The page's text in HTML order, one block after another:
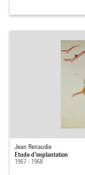
Jean Renaudie
Etude d'implantation
1967 - 1968